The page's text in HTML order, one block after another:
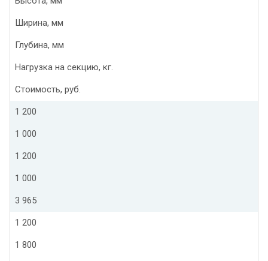
Ширина, мм
Глубина, мм
Нагрузка на секцию, кг.
Стоимость, руб.
1 200
1 000
1 200
1 000
3 965
1 200
1 800